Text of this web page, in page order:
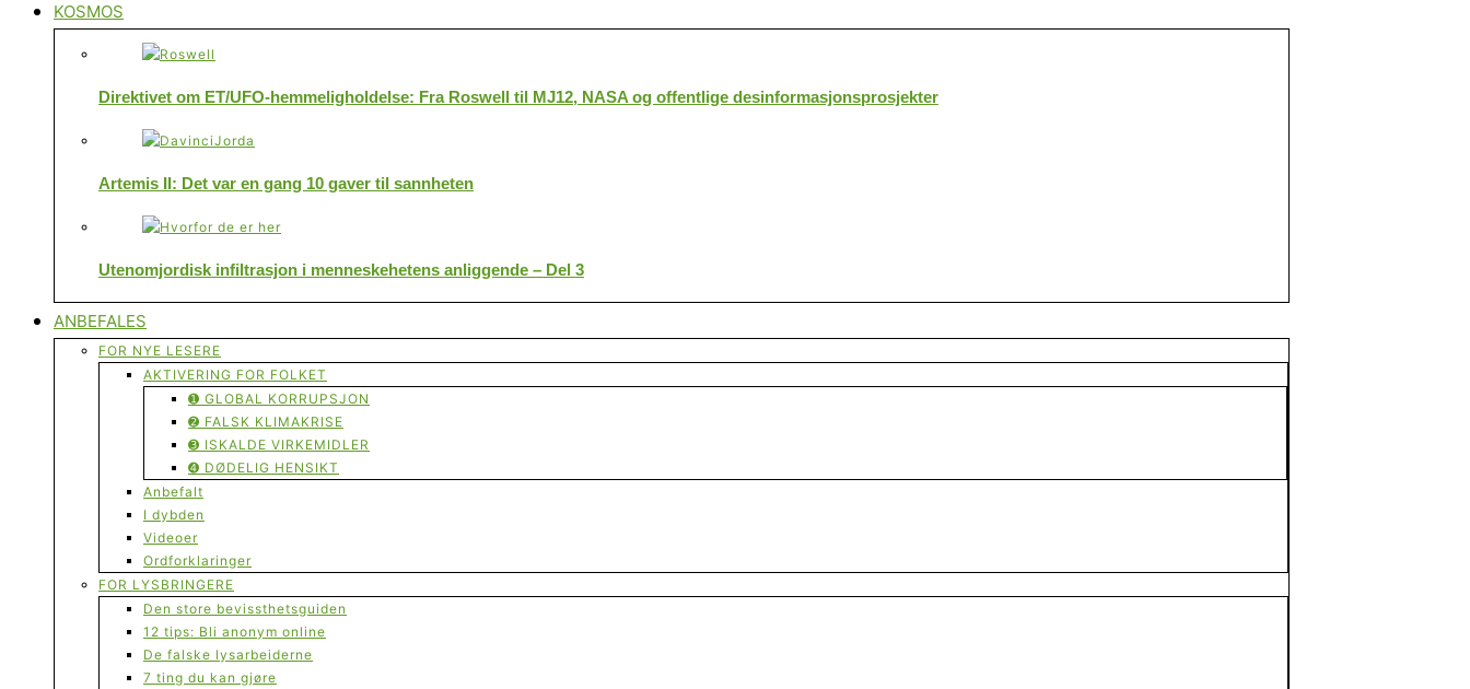
KOSMOS
Direktivet om ET/UFO-hemmeligholdelse: Fra Roswell til MJ12, NASA og offentlige desinformasjonsprosjekter
Artemis II: Det var en gang 10 gaver til sannheten
Utenomjordisk infiltrasjon i menneskehetens anliggende – Del 3
ANBEFALES
FOR NYE LESERE
AKTIVERING FOR FOLKET
➊ GLOBAL KORRUPSJON
➋ FALSK KLIMAKRISE
➌ ISKALDE VIRKEMIDLER
➍ DØDELIG HENSIKT
Anbefalt
I dybden
Videoer
Ordforklaringer
FOR LYSBRINGERE
Den store bevissthetsguiden
12 tips: Bli anonym online
De falske lysarbeiderne
7 ting du kan gjøre